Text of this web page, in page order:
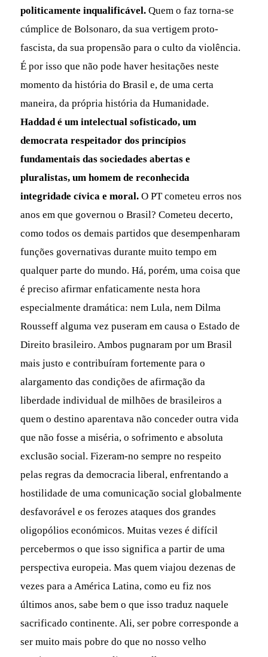
politicamente inqualificável. Quem o faz torna-se
cúmplice de Bolsonaro, da sua vertigem proto-
fascista, da sua propensão para o culto da violência.
É por isso que não pode haver hesitações neste
momento da história do Brasil e, de uma certa
maneira, da própria história da Humanidade.
Haddad é um intelectual sofisticado, um
democrata respeitador dos princípios
fundamentais das sociedades abertas e
pluralistas, um homem de reconhecida
integridade cívica e moral. O PT cometeu erros nos
anos em que governou o Brasil? Cometeu decerto,
como todos os demais partidos que desempenharam
funções governativas durante muito tempo em
qualquer parte do mundo. Há, porém, uma coisa que
é preciso afirmar enfaticamente nesta hora
especialmente dramática: nem Lula, nem Dilma
Rousseff alguma vez puseram em causa o Estado de
Direito brasileiro. Ambos pugnaram por um Brasil
mais justo e contribuíram fortemente para o
alargamento das condições de afirmação da
liberdade individual de milhões de brasileiros a
quem o destino aparentava não conceder outra vida
que não fosse a miséria, o sofrimento e absoluta
exclusão social. Fizeram-no sempre no respeito
pelas regras da democracia liberal, enfrentando a
hostilidade de uma comunicação social globalmente
desfavorável e os ferozes ataques dos grandes
oligopólios económicos. Muitas vezes é difícil
percebermos o que isso significa a partir de uma
perspectiva europeia. Mas quem viajou dezenas de
vezes para a América Latina, como eu fiz nos
últimos anos, sabe bem o que isso traduz naquele
sacrificado continente. Ali, ser pobre corresponde a
ser muito mais pobre do que no nosso velho